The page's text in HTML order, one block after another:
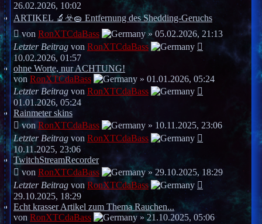
26.02.2026, 10:02
ARTIKEL 🔬☣️🧽 Entfernung des Shedding-Geruchs
von RonXTCdaBass » 05.02.2026, 21:13
Letzter Beitrag von RonXTCdaBass
10.02.2026, 01:57
ohne Worte, nur ACHTUNG!
von RonXTCdaBass » 01.01.2026, 05:24
Letzter Beitrag vonRonXTCdaBass
01.01.2026, 05:24
Rainmeter skins
von RonXTCdaBass » 10.11.2025, 23:06
Letzter Beitrag von RonXTCdaBass
10.11.2025, 23:06
TwitchStreamRecorder
von RonXTCdaBass » 29.10.2025, 18:29
Letzter Beitrag von RonXTCdaBass
29.10.2025, 18:29
Echt krasser Artikel zum Thema Rauchen...
von RonXTCdaBass »21.10.2025, 05:06